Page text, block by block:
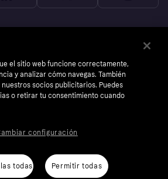
CookiesKlarna.com
el sitio web funcione correctamente,
y analizar cómo navegas. También
socios publicitarios. Puedes
o retirar tu consentimiento cuando
todas Permitir todas
configuración